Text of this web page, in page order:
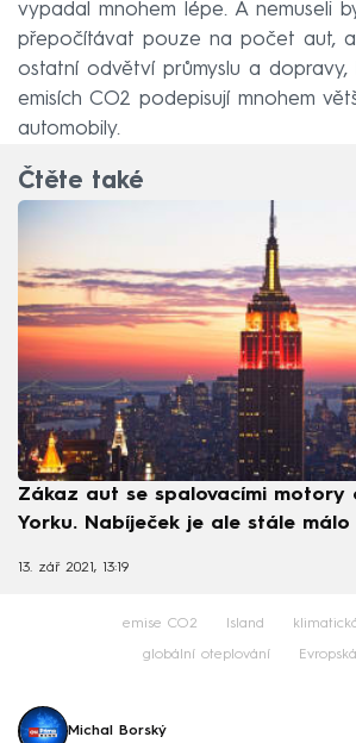
vypadal mnohem lépe. A nemuseli
přepočítávat pouze na počet aut,
ostatní odvětví průmyslu a dopravy,
emisích CO2 podepisují mnohem
automobily.
Čtěte také
Zákaz aut se spalovacími motory
Yorku. Nabíječek je ale stále málo
13. zář 2021, 13:19
emise CO2 Island
globální oteplování
Michal Borský